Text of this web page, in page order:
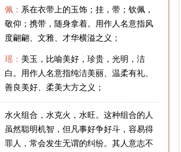
佩： 系在衣带上的玉饰；挂，带；钦佩，
敬仰；携带，随身拿着。用作人名意指风
度翩翩、文雅、才华横溢之义；
瑶： 美玉，比喻美好，珍贵，光明，洁
白。用作人名意指纯洁美丽、温柔有礼、
善良美好、柔美大方之义；
水火组合，水克火，水旺。这种组合的人
虽然聪明机智，但凡事好争好斗，容易得
罪人，常会发生无谓的纠纷。其人意志不